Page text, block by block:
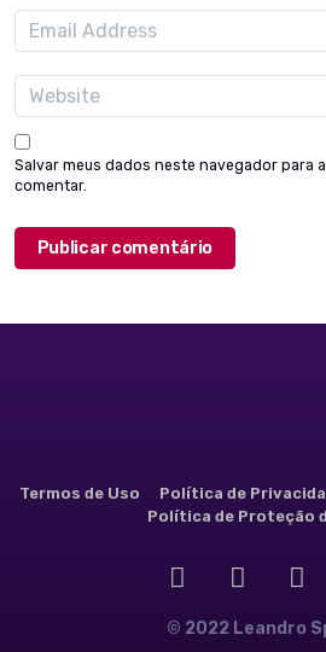
Salvar meus dados neste navegador para
comentar.
Termos de Uso Política de
Política de Proteção
© 2022 Leandro